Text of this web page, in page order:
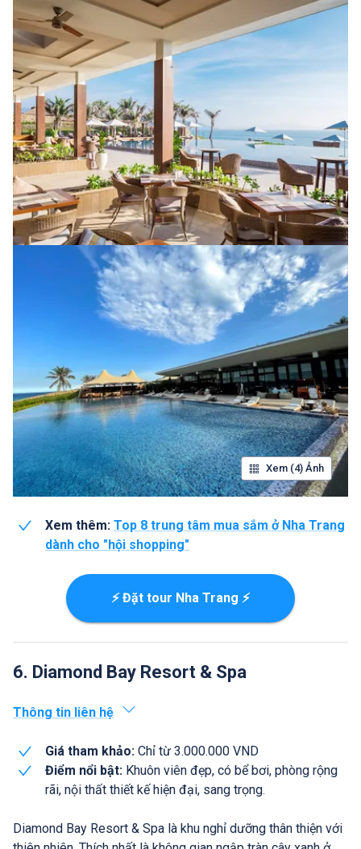
Xem (4) Ảnh
Xem thêm: Top 8 trung tâm mua sắm ở Nha Trang
dành cho "hội shopping"
⚡ Đặt tour Nha Trang ⚡
6. Diamond Bay Resort & Spa
Thông tin liên hệ
Giá tham khảo: Chỉ từ 3.000.000 VND
Điểm nổi bật: Khuôn viên đẹp, có bể bơi, phòng rộng
rãi, nội thất thiết kế hiện đại, sang trọng.
Diamond Bay Resort & Spa là khu nghỉ dưỡng thân thiện với